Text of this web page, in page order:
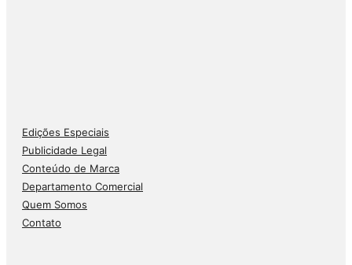
Edições Especiais
Publicidade Legal
Conteúdo de Marca
Departamento Comercial
Quem Somos
Contato